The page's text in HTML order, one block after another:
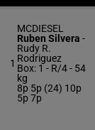
1
MCDIESEL
Ruben Silvera -
Rudy R.
Rodriguez
Box: 1 - R/4 - 54
kg
8p 5p (24) 10p
5p 7p